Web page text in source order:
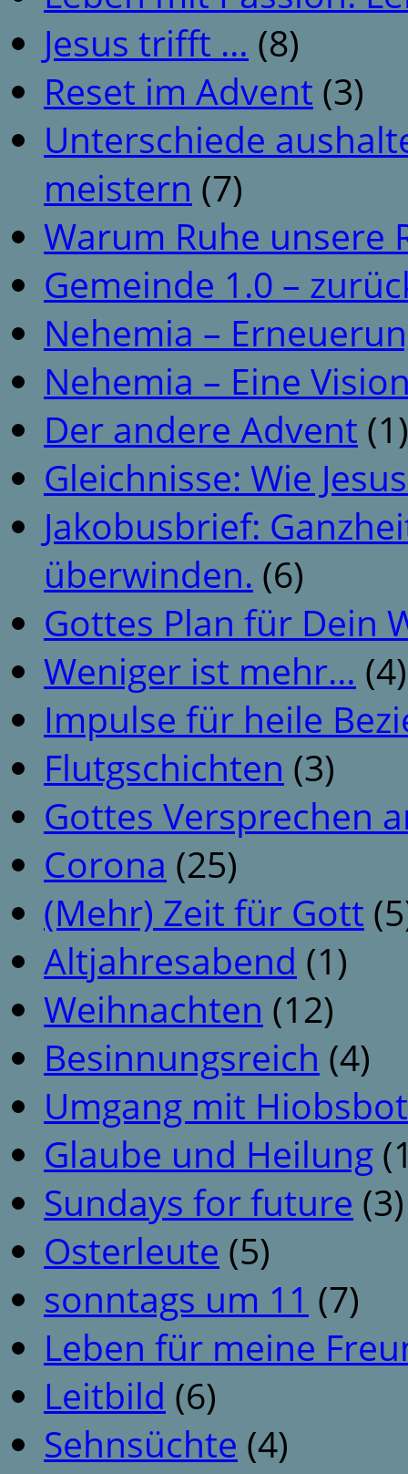
Jesus trifft … (8)
Reset im Advent (3)
Unterschiede
meistern (7)
Warum Ruhe unsere
Gemeinde 1.0 –
Nehemia –
Nehemia – Eine
Der andere Advent (1)
Gleichnisse: Wie
Jakobusbrief:
überwinden. (6)
Gottes Plan für Dein
Weniger ist mehr… (4)
Impulse für heile
Flutgschichten (3)
Gottes Versprechen
Corona (25)
(Mehr) Zeit für Gott
Altjahresabend (1)
Weihnachten (12)
Besinnungsreich (4)
Umgang mit
Glaube und Heilung
Sundays for future (3)
Osterleute (5)
sonntags um 11 (7)
Leben für meine
Leitbild (6)
Sehnsüchte (4)